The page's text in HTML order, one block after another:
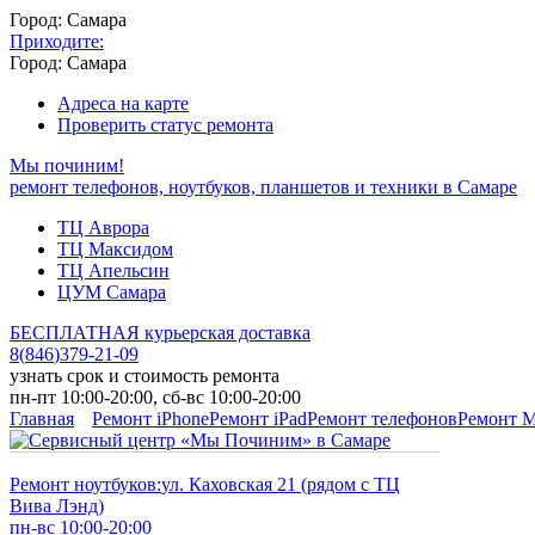
Город: Самара
Приходите:
Город: Самара
Адреса на карте
Проверить статус ремонта
Мы починим!
ремонт телефонов, ноутбуков, планшетов и техники в Самаре
ТЦ Аврора
ТЦ Максидом
ТЦ Апельсин
ЦУМ Самара
БЕСПЛАТНАЯ курьерская доставка
8(846)379-21-09
узнать срок и стоимость ремонта
пн-пт 10:00-20:00, сб-вс 10:00-20:00
Главная
Ремонт iPhoneРемонт iPadРемонт телефоновРемонт
Ремонт ноутбуков:ул. Каховская 21 (рядом с ТЦ
Вива Лэнд)
пн-вс 10:00-20:00